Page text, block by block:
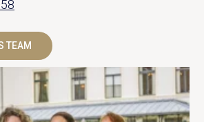
TEAM